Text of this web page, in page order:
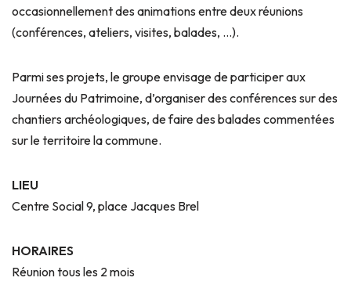
occasionnellement des animations entre deux réunions
(conférences, ateliers, visites, balades, …).
Parmi ses projets, le groupe envisage de participer aux
Journées du Patrimoine, d’organiser des conférences sur des
chantiers archéologiques, de faire des balades commentées
sur le territoire la commune.
LIEU
Centre Social 9, place Jacques Brel
HORAIRES
Réunion tous les 2 mois